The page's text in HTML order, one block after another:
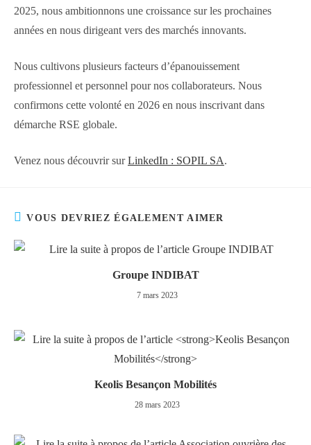
2025, nous ambitionnons une croissance sur les prochaines
années en nous dirigeant vers des marchés innovants.
Nous cultivons plusieurs facteurs d’épanouissement
professionnel et personnel pour nos collaborateurs. Nous
confirmons cette volonté en 2026 en nous inscrivant dans
démarche RSE globale.
Venez nous découvrir surLinkedIn : SOPIL SA.
VOUS DEVRIEZ ÉGALEMENT AIMER
Groupe INDIBAT
7 mars 2023
Keolis Besançon Mobilités
28 mars 2023